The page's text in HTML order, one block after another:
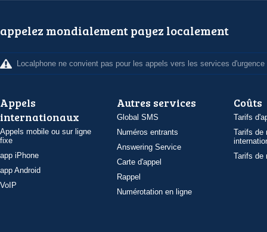
appelez mondialement payez localement
Localphone ne convient pas pour les appels vers les services d'urgence
Appels
internationaux
Appels mobile ou sur ligne
fixe
app iPhone
app Android
VoIP
Autres services
Global SMS
Numéros entrants
Answering Service
Carte d'appel
Rappel
Numérotation en ligne
Coûts
Tarifs
Tarifs de
Tarifs de